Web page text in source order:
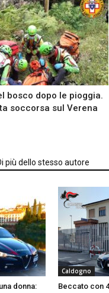
bosco dopo le pioggia.
soccorsa sul Verena
più dello stesso autore
donna:
Caldogno
Beccato con